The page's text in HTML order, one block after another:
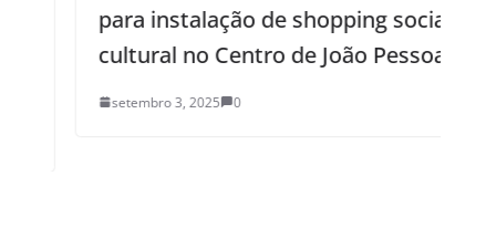
para instalação de shopping social e
cultural no Centro de João Pessoa
setembro 3, 2025 0